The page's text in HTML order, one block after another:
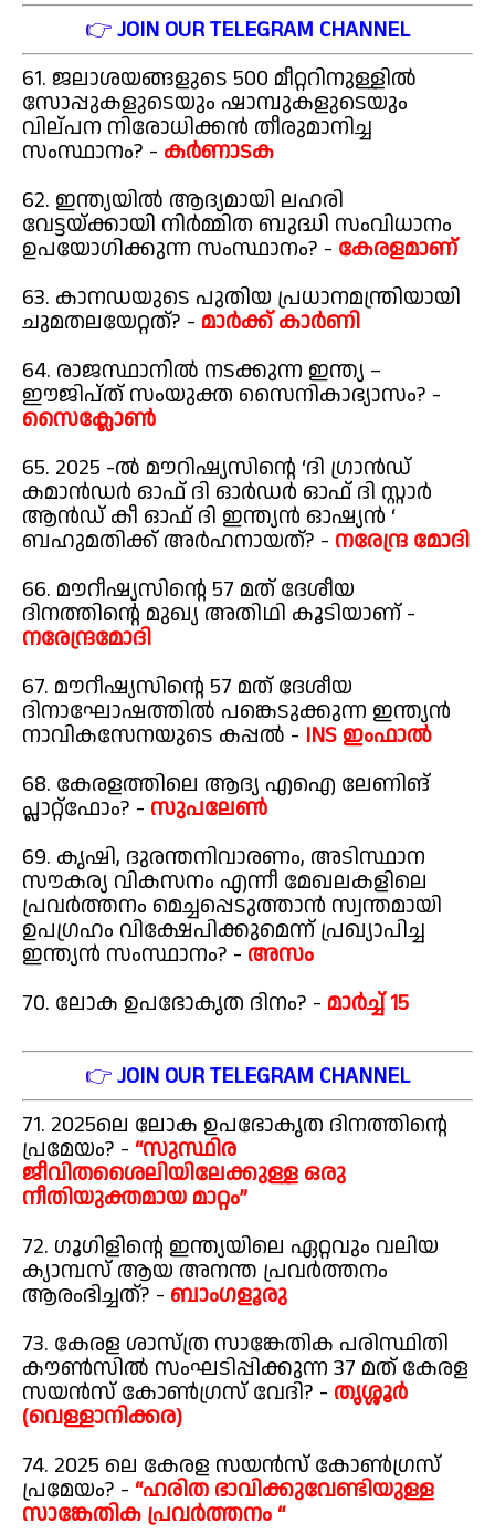
👉JOIN OUR TELEGRAM CHANNEL
61. ജലാശയങ്ങളുടെ 500 മീറ്ററിനുള്ളിൽ
സോപ്പുകളുടെയും ഷാമ്പുകളുടെയും
വില്പന നിരോധിക്കൻ തീരുമാനിച്ച
സംസ്ഥാനം? - കർണാടക
62. ഇന്ത്യയിൽ ആദ്യമായി ലഹരി
വേട്ടയ്ക്കായി നിർമ്മിത ബുദ്ധി സംവിധാനം
ഉപയോഗിക്കുന്ന സംസ്ഥാനം? - കേരളമാണ്
63. കാനഡയുടെ പുതിയ പ്രധാനമന്ത്രിയായി
ചുമതലയേറ്റത്? - മാർക്ക് കാർണി
64. രാജസ്ഥാനിൽ നടക്കുന്ന ഇന്ത്യ –
ഈജിപ്ത് സംയുക്ത സൈനികാഭ്യാസം? -
സൈക്ലോൺ
65. 2025 -ൽ മൗറിഷ്യസിന്റെ ‘ദി ഗ്രാൻഡ്
കമാൻഡർ ഓഫ് ദി ഓർഡർ ഓഫ് ദി സ്റ്റാർ
ആൻഡ് കീ ഓഫ് ദി ഇന്ത്യൻ ഓഷ്യൻ ‘
ബഹുമതിക്ക് അർഹനായത്? - നരേന്ദ്ര മോദി
66. മൗറീഷ്യസിന്റെ 57 മത് ദേശീയ
ദിനത്തിന്റെ മുഖ്യ അതിഥി കൂടിയാണ് -
നരേന്ദ്രമോദി
67. മൗറീഷ്യസിന്റെ 57 മത് ദേശീയ
ദിനാഘോഷത്തിൽ പങ്കെടുക്കുന്ന ഇന്ത്യൻ
നാവികസേനയുടെ കപ്പൽ - INS ഇംഫാൽ
68. കേരളത്തിലെ ആദ്യ എഐ ലേണിങ്
പ്ലാറ്റ്ഫോം? - സുപലേൺ
69. കൃഷി, ദുരന്തനിവാരണം, അടിസ്ഥാന
സൗകര്യ വികസനം എന്നീ മേഖലകളിലെ
പ്രവർത്തനം മെച്ചപ്പെടുത്താൻ സ്വന്തമായി
ഉപഗ്രഹം വിക്ഷേപിക്കുമെന്ന് പ്രഖ്യാപിച്ച
ഇന്ത്യൻ സംസ്ഥാനം? - അസം
70. ലോക ഉപഭോകൃത ദിനം? - മാർച്ച് 15
👉JOIN OUR TELEGRAM CHANNEL
71. 2025ലെ ലോക ഉപഭോകൃത ദിനത്തിന്റെ
പ്രമേയം? - “സുസ്ഥിര
ജീവിതശൈലിയിലേക്കുള്ള ഒരു
നീതിയുക്തമായ മാറ്റം”
72. ഗൂഗിളിന്റെ ഇന്ത്യയിലെ ഏറ്റവും വലിയ
ക്യാമ്പസ് ആയ അനന്ത പ്രവർത്തനം
ആരംഭിച്ചത്? - ബാംഗളൂരു
73. കേരള ശാസ്ത്ര സാങ്കേതിക പരിസ്ഥിതി
കൗൺസിൽ സംഘടിപ്പിക്കുന്ന 37 മത് കേരള
സയൻസ് കോൺഗ്രസ് വേദി? - തൃശ്ശൂർ
(വെള്ളാനിക്കര)
74. 2025 ലെ കേരള സയൻസ് കോൺഗ്രസ്
പ്രമേയം? - “ഹരിത ഭാവിക്കുവേണ്ടിയുള്ള
സാങ്കേതിക പ്രവർത്തനം “